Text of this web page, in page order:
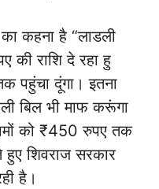
कहना है “लाडली
की राशि दे रहा हु
पहुंचा दूंगा। इतना
बिल भी माफ करूंगा
को ₹450 रुपए तक
शिवराज सरकार
है।